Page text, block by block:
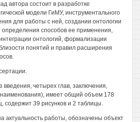
автора состоит в разработке
модели ГиМУ, инструментального
для работы с ней, создании онтологии
определения способов ее применения,
онтологий, формализации
понятий и правил расширения
введения, четырех глав, заключения,
имеет общий объем 178
содержит 39 рисунков и 2 таблицы.
актуальность работы, обозначены объект